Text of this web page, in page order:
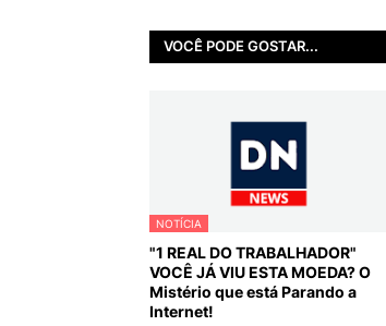
VOCÊ PODE GOSTAR...
NOTÍCIA
"1 REAL DO TRABALHADOR"
VOCÊ JÁ VIU ESTA MOEDA? O
Mistério que está Parando a
Internet!